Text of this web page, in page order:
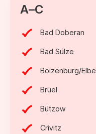
A–C
Bad Doberan
Bad Sülze
Boizenburg/Elbe
Brüel
Bützow
Crivitz